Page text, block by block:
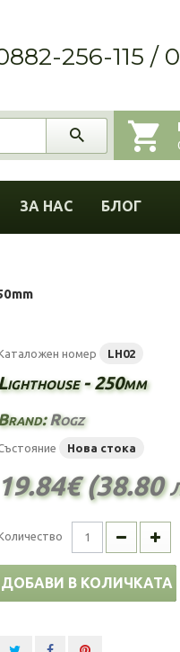
256-115 /
ЗА НАС БЛОГ
номер LH02
- 250mm
Brand:Rogz
Нова стока
19.84€ (38.80
ДОБАВИ В КОЛИЧКАТА